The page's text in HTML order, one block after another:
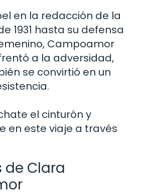
en la redacción de la
1931 hasta su defensa
Campoamor
a la adversidad,
se convirtió en un
el cinturón y
en este viaje a través
de Clara